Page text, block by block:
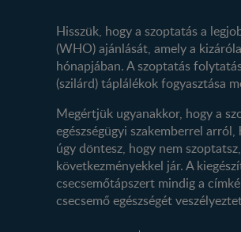
Történetünk
Hisszük, hogy a szoptatás a
(WHO) ajánlását, amely a
hónapjában. A szoptatás
(szilárd) táplálékok fogyasztása
Megértjük ugyanakkor, hogy a
egészségügyi szakemberrel
úgy döntesz, hogy nem
következményekkel jár. A
csecsemőtápszert mindig a
csecsemő egészségét